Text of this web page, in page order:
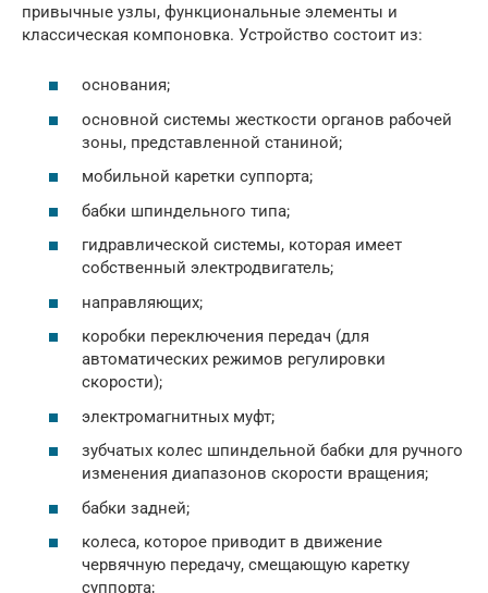
привычные узлы, функциональные элементы и
классическая компоновка. Устройство состоит из:
основания;
основной системы жесткости органов рабочей
зоны, представленной станиной;
мобильной каретки суппорта;
бабки шпиндельного типа;
гидравлической системы, которая имеет
собственный электродвигатель;
направляющих;
коробки переключения передач (для
автоматических режимов регулировки
скорости);
электромагнитных муфт;
зубчатых колес шпиндельной бабки для ручного
изменения диапазонов скорости вращения;
бабки задней;
колеса, которое приводит в движение
червячную передачу, смещающую каретку
суппорта;